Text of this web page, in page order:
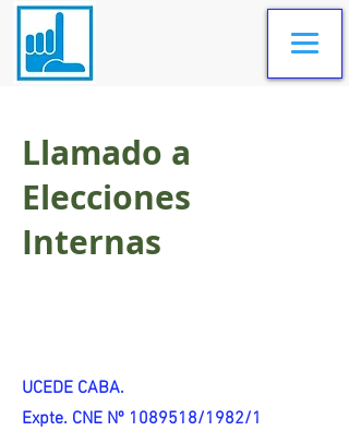
Llamado a
Elecciones
Internas
UCEDE CABA.
Expte. CNE Nº 1089518/1982/1